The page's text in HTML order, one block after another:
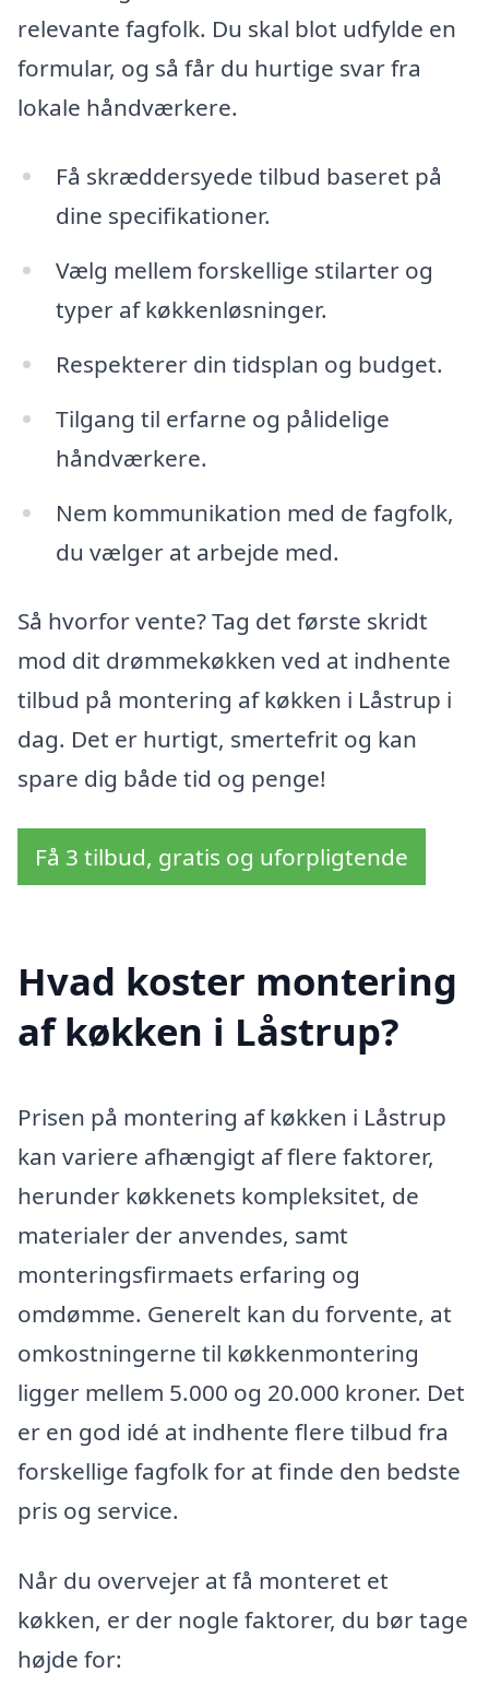
relevante fagfolk. Du skal blot udfylde en
formular, og så får du hurtige svar fra
lokale håndværkere.
Få skræddersyede tilbud baseret på
dine specifikationer.
Vælg mellem forskellige stilarter og
typer af køkkenløsninger.
Respekterer din tidsplan og budget.
Tilgang til erfarne og pålidelige
håndværkere.
Nem kommunikation med de fagfolk,
du vælger at arbejde med.
Så hvorfor vente? Tag det første skridt
mod dit drømmekøkken ved at indhente
tilbud på montering af køkken i Låstrup i
dag. Det er hurtigt, smertefrit og kan
spare dig både tid og penge!
Få 3 tilbud, gratis og uforpligtende
Hvad koster montering
af køkken i Låstrup?
Prisen på montering af køkken i Låstrup
kan variere afhængigt af flere faktorer,
herunder køkkenets kompleksitet, de
materialer der anvendes, samt
monteringsfirmaets erfaring og
omdømme. Generelt kan du forvente, at
omkostningerne til køkkenmontering
ligger mellem 5.000 og 20.000 kroner. Det
er en god idé at indhente flere tilbud fra
forskellige fagfolk for at finde den bedste
pris og service.
Når du overvejer at få monteret et
køkken, er der nogle faktorer, du bør tage
højde for: